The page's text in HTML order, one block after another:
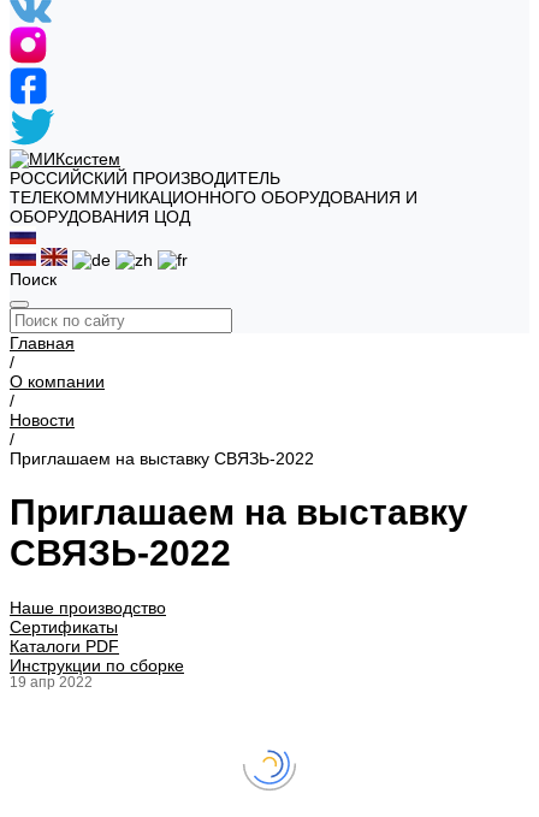
РОССИЙСКИЙ ПРОИЗВОДИТЕЛЬ
ТЕЛЕКОММУНИКАЦИОННОГО ОБОРУДОВАНИЯ И
ОБОРУДОВАНИЯ ЦОД
Поиск
Главная
/
О компании
/
Новости
/
Приглашаем на выставку СВЯЗЬ-2022
Приглашаем на выставку
СВЯЗЬ-2022
Наше производство
Сертификаты
Каталоги PDF
Инструкции по сборке
19 апр 2022